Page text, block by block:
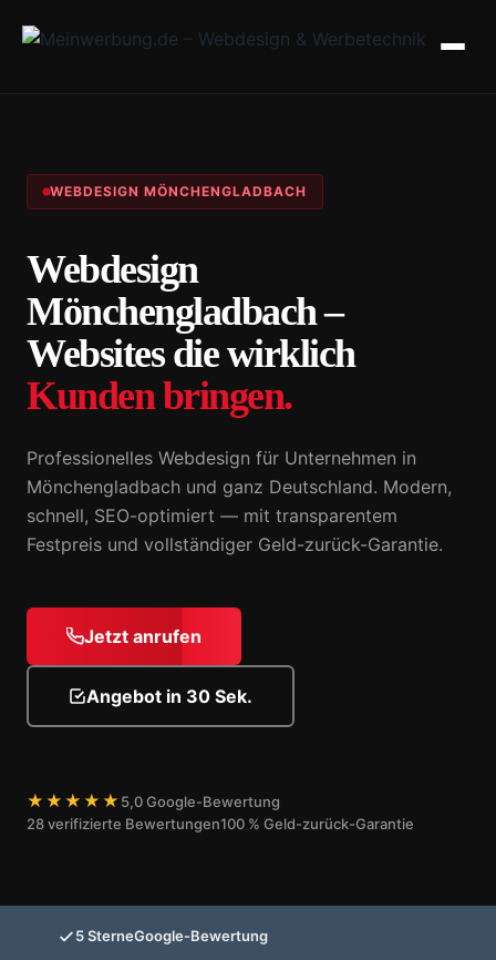
WEBDESIGN MÖNCHENGLADBACH
Webdesign
Mönchengladbach –
Websites die wirklich
Kunden bringen.
Professionelles Webdesign für Unternehmen in
Mönchengladbach und ganz Deutschland. Modern,
schnell, SEO-optimiert — mit transparentem
Festpreis und vollständiger Geld-zurück-Garantie.
Jetzt anrufen
Angebot in 30 Sek.
★★★★★ 5,0 Google-Bewertung
28 verifizierte Bewertungen100 % Geld-zurück-Garantie
5 SterneGoogle-Bewertung